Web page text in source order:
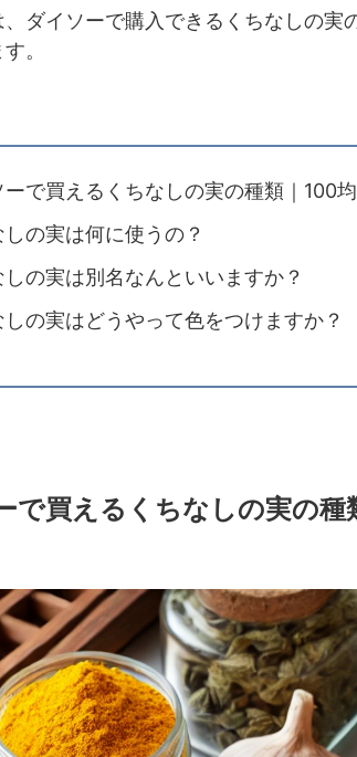
、ダイソーで購入できるくちなしの実
。
ーで買えるくちなしの実の種類｜100
しの実は何に使うの？
しの実は別名なんといいますか？
しの実はどうやって色をつけますか？
で買えるくちなしの実の種